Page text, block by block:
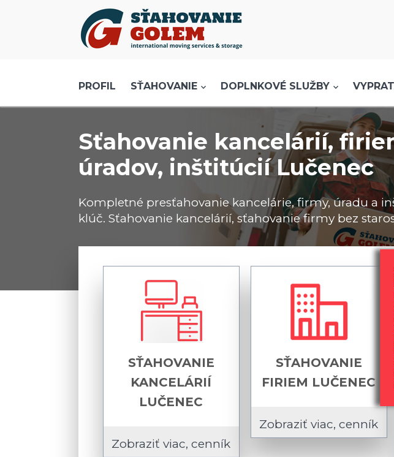
Menu
SŤAHOVANIE - SŤAHOVACIE SLUŽBY
DOPRAVA - DOPRAVNÉ SLUŽBY
SKLADOVANIE
PROFIL SŤAHOVANIE DOPLNKOVÉ SLUŽBY
Sťahovanie kancelárií,
úradov, inštitúcií Lučenec
Kompletné presťahovanie kancelárie, firmy, úradu a
klúč. Sťahovanie kancelárií, sťahovanie firmy bez
SŤAHOVANIE
KANCELÁRIÍ
LUČENEC
Zobraziť viac, cenník
SŤAHOVANIE
FIRIEM LUČENEC
Zobraziť viac, cenník